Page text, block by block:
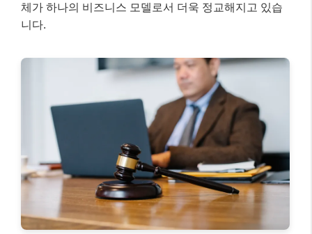
체가 하나의 비즈니스 모델로서 더욱 정교해지고 있습
니다.